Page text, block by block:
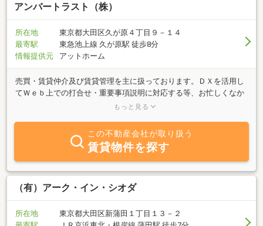
アンバートラスト（株）
所在地
東京都大田区久が原４丁目９－１４
最寄駅
東急池上線 久が原駅 徒歩8分
情報提供元
アットホーム
売買・賃貸仲介及び賃貸管理を主に扱っております。ＤＸを活用し
てＷｅｂ上での打合せ・重要事項説明に対応する等、お忙しくなか
なか時間調整が難しい方や、これまで不動産に馴染みの薄い方にも
もっと見る
この不動産会社が取り扱う
賃貸物件を探す
（有）アーク・イン・シオダ
所在地
東京都大田区新蒲田１丁目１３－２